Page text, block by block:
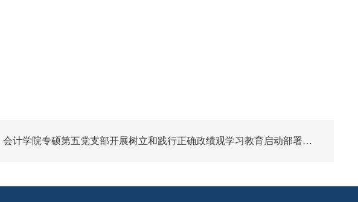
会计学院专硕第五党支部开展树立和践行正确政绩观学习教育启动部署会议